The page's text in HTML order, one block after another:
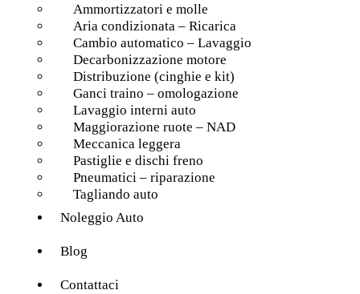
Ammortizzatori e molle
Aria condizionata – Ricarica
Cambio automatico – Lavaggio
Decarbonizzazione motore
Distribuzione (cinghie e kit)
Ganci traino – omologazione
Lavaggio interni auto
Maggiorazione ruote – NAD
Meccanica leggera
Pastiglie e dischi freno
Pneumatici – riparazione
Tagliando auto
Noleggio Auto
Blog
Contattaci